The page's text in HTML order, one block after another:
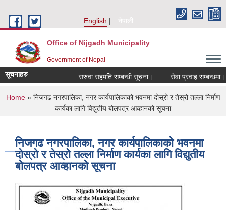
English
नेपाली
Office of Nijgadh Municipality
Government of Nepal
सूचनाहरु सरुवा सहमति सम्बन्धी सूचना। सेवा प्रवाह सम्बन्धमा।
You are here
Home» निजगढ नगरपालिका, नगर कार्यपालिकाको भवनमा दोस्रो र तेस्रो तल्ला निर्माण
कार्यका लागि विद्युतीय बोलपत्र आव्हानको सूचना
निजगढ नगरपालिका, नगर कार्यपालिकाको भवनमा
दोस्रो र तेस्रो तल्ला निर्माण कार्यका लागि विद्युतीय
बोलपत्र आव्हानको सूचना